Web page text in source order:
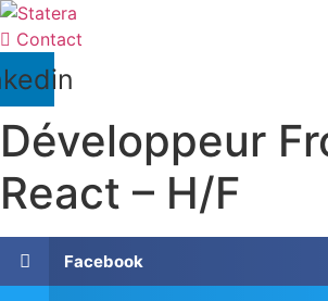
Contact
Développeur
React – H/F
Facebook